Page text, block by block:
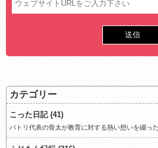
カテゴリー
こった日記 (41)
パトリ代表の骨太が教育に対する熱い想いを綴った